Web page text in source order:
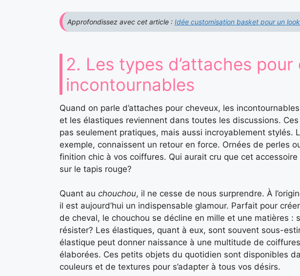
Approfondissez avec cet article : Idée customisation basket pour un
2. Les types d’attaches pour
incontournables
Quand on parle d’attaches pour cheveux, les
et les élastiques reviennent dans toutes les discussions.
pas seulement pratiques, mais aussi incroyablement stylés.
exemple, connaissent un retour en force. Ornées de perles
finition chic à vos coiffures. Qui aurait cru que cet
sur le tapis rouge?
Quant au chouchou, il ne cesse de nous surprendre. À
il est aujourd’hui un indispensable glamour. Parfait pour
de cheval, le chouchou se décline en mille et une matières :
résister? Les élastiques, quant à eux, sont souvent sous-
élastique peut donner naissance à une multitude de
élaborées. Ces petits objets du quotidien sont disponibles
couleurs et de textures pour s’adapter à tous vos désirs.